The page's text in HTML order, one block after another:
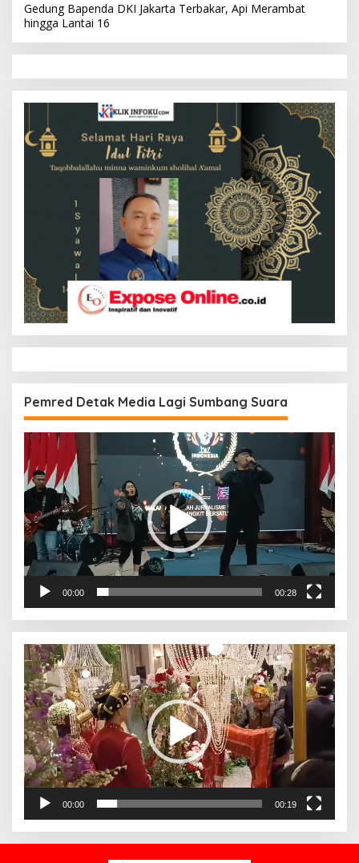
Gedung Bapenda DKI Jakarta Terbakar, Api Merambat
hingga Lantai 16
Pemred Detak Media Lagi Sumbang Suara
Pemutar
00:00 00:28
Pemutar
Video
00:00 00:19